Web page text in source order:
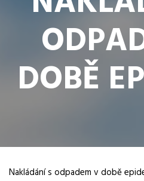
DOBĚ
Nakládání s odpadem v době